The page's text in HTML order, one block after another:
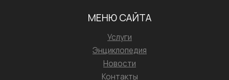
МЕНЮ САЙТА
Услуги
Энциклопедия
Новости
Контакты